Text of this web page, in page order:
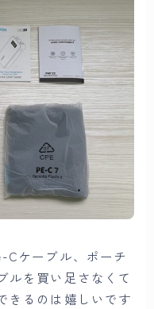
ケーブル、ポーチ
ルを買い足さなくて
きるのは嬉しいです